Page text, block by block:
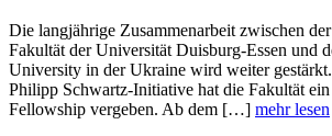
Die langjährige Zusammenarbeit zwischen
Fakultät der Universität Duisburg-Essen und
University in der Ukraine wird weiter
Philipp Schwartz-Initiative hat die Fakultät
Fellowship vergeben. Ab dem […] mehr lesen